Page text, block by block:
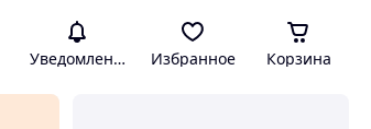
Уведомления Избранное Корзина